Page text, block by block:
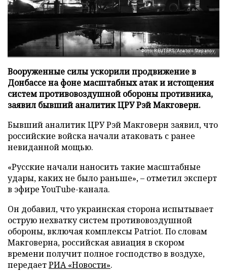
Фото: REUTERS/Anatolii Stepanov
Вооруженные силы ускорили продвижение в
Донбассе на фоне масштабных атак и истощения
систем противовоздушной обороны противника,
заявил бывший аналитик ЦРУ Рэй Макговерн.
Бывший аналитик ЦРУ Рэй Макговерн заявил, что
российские войска начали атаковать с ранее
невиданной мощью.
«Русские начали наносить такие масштабные
удары, каких не было раньше», – отметил эксперт
в эфире YouTube-канала.
Он добавил, что украинская сторона испытывает
острую нехватку систем противовоздушной
обороны, включая комплексы Patriot. По словам
Макговерна, российская авиация в скором
времени получит полное господство в воздухе,
передаетРИА «Новости».